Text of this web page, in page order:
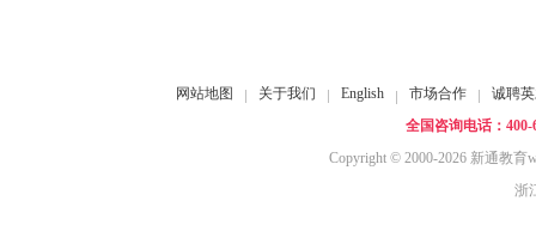
网站地图 关于我们 English 市场合作
诚聘
全国咨询电话：400-
Copyright © 2000-2026 新通教育
浙